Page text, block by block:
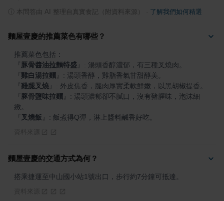
本問答由 AI 整理自真實食記（附資料來源） 了解我們如何精選
麵屋壹慶的推薦菜色有哪些？
豚骨醬油拉麵特盛
雞白湯拉麵
雞腿叉燒
豚骨鹽味拉麵
: 湯頭濃郁卻不膩口，沒有豬腥味，泡沫細
叉燒飯 : 飯煮得Q彈，淋上醬料鹹香好吃。
麵屋壹慶的交通方式為何？
搭乘捷運至中山國小站1號出口，步行約7分鐘可抵達。